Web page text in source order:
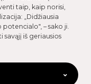
taip, kaip norisi,
„Didžiausia
– sako ji.
iš geriausios